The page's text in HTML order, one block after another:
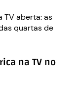
TV aberta: as
quartas de
na TV no